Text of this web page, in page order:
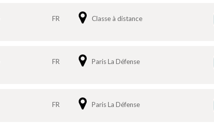
FR Classe à distance
FR Paris La Défense
FR Paris La Défense